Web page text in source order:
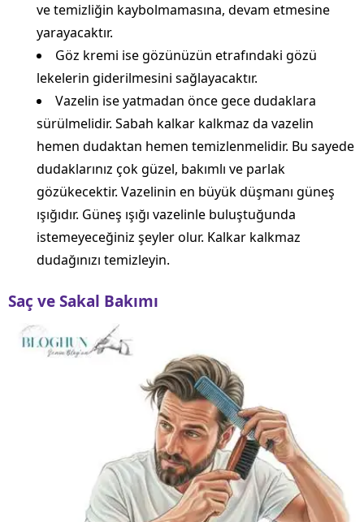
ve temizliğin kaybolmamasına, devam etmesine
yarayacaktır.
Göz kremi ise gözünüzün etrafındaki gözü
lekelerin giderilmesini sağlayacaktır.
Vazelin ise yatmadan önce gece dudaklara
sürülmelidir. Sabah kalkar kalkmaz da vazelin
hemen dudaktan hemen temizlenmelidir. Bu sayede
dudaklarınız çok güzel, bakımlı ve parlak
gözükecektir. Vazelinin en büyük düşmanı güneş
ışığıdır. Güneş ışığı vazelinle buluştuğunda
istemeyeceğiniz şeyler olur. Kalkar kalkmaz
dudağınızı temizleyin.
Saç ve Sakal Bakımı